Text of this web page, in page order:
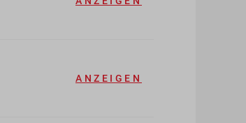
ANZEIGEN